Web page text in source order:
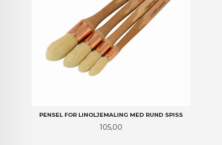
PENSEL FOR LINOLJEMALING MED RUND SPISS
Pris
105,00